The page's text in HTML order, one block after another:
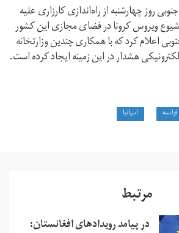
روز چهارشنبه از راه‌اندازی کارزاری علیه
شیوع ویروس کرونا در فضای مجازی این کشور
اعلام کرد که با همکاری چندین وزارتخانه
هشدار در این زمینه ایجاد کرده است.
فرانسه اسپانیا
مرتبط
در پیامد رویدادهای افغانستان: